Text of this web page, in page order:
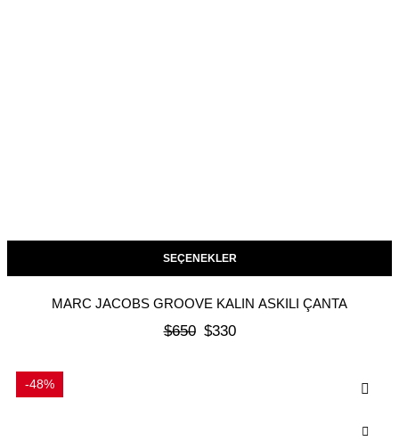
SEÇENEKLER
MARC JACOBS GROOVE KALIN ASKILI ÇANTA
$650 $330
-48%